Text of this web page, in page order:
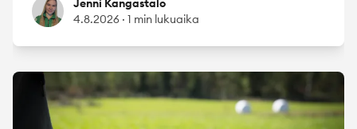
Jenni Kangastalo
Jenni Kangastalo
4.8.2026 · 1 min lukuaika